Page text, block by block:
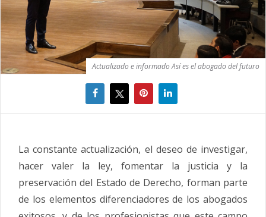
Actualizado e informado Así es el abogado del futuro
La constante actualización, el deseo de investigar,
hacer valer la ley, fomentar la justicia y la
preservación del Estado de Derecho, forman parte
de los elementos diferenciadores de los abogados